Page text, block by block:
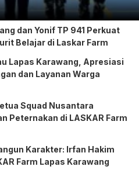
dan Yonif TP 941 Perkuat
Belajar di Laskar Farm
Lapas Karawang, Apresiasi
dan Layanan Warga
Squad Nusantara
Peternakan di LASKAR Farm
Karakter: Irfan Hakim
Farm Lapas Karawang